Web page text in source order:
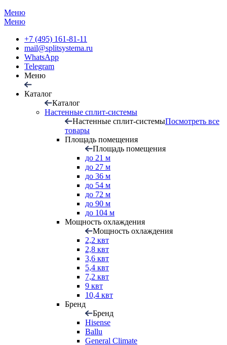
Меню
Меню
+7 (495) 161-81-11
mail@splitsystema.ru
WhatsApp
Telegram
Меню
Каталог
Каталог
Настенные сплит-системы
Настенные сплит-системыПосмотреть все
товары
Площадь помещения
Площадь помещения
до 21 м
до 27 м
до 36 м
до 54 м
до 72 м
до 90 м
до 104 м
Мощность охлаждения
Мощность охлаждения
2,2 квт
2,8 квт
3,6 квт
5,4 квт
7,2 квт
9 квт
10,4 квт
Бренд
Бренд
Hisense
Ballu
General Climate